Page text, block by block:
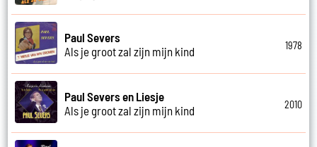
Paul Severs
Als je groot zal zijn mijn kind
1978
Paul Severs en Liesje
Als je groot zal zijn mijn kind
2010